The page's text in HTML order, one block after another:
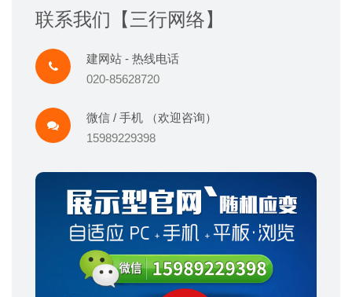
联系我们【三行网络】
建网站 - 热线电话
020-85628720
微信 / 手机 （欢迎咨询）
15989229398